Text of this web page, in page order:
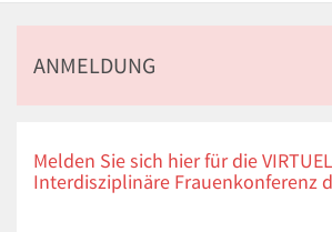
ANMELDUNG
Melden Sie sich hier für die
Interdisziplinäre Frauenkonferenz